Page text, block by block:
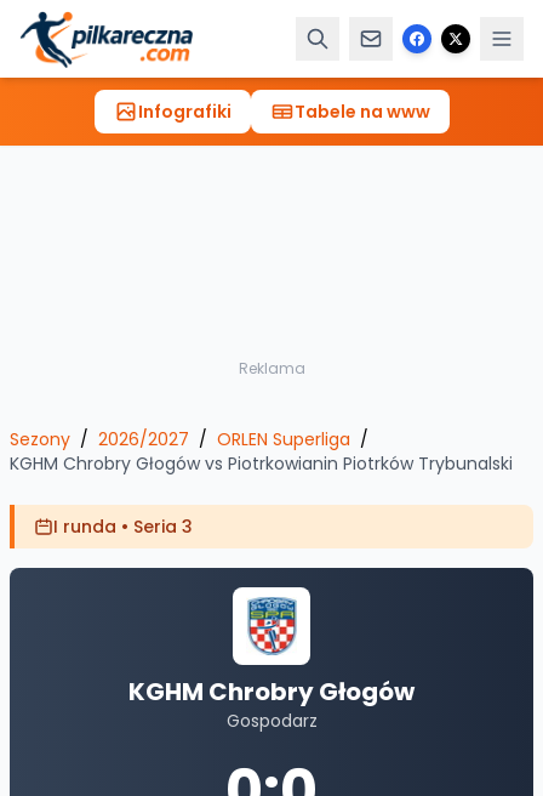
Infografiki Tabele na www
Reklama
Sezony / 2026/2027 / ORLEN Superliga /
KGHM Chrobry Głogówvs Piotrkowianin Piotrków Trybunalski
I runda • Seria 3
KGHM Chrobry Głogów
Gospodarz